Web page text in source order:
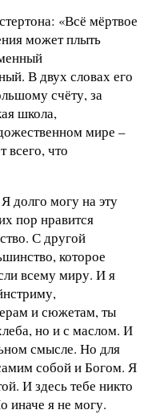
«Всё мёртвое
может плыть
В двух словах его
счёту, за
школа,
мире –
всего, что
долго могу на эту
пор нравится
С другой
которое
всему миру. И я
и сюжетам, ты
но и с маслом. И
смысле. Но для
собой и Богом. Я
И здесь тебе никто
иначе я не могу.